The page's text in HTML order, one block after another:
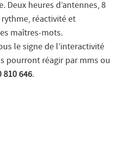
Deux heures d’antennes, 8
réactivité et
maîtres-mots.
le signe de l’interactivité
pourront réagir par mms ou
810 646.